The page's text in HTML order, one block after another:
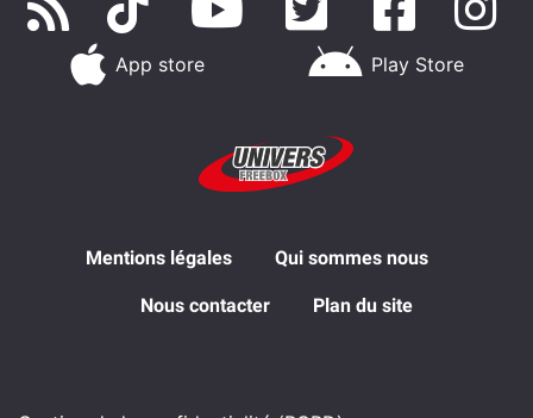
App store Play Store
Mentions légales Qui sommes nous
Nous contacter Plan du site